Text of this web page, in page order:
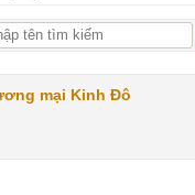
mại Kinh Đô